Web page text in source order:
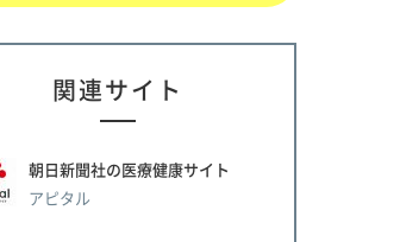
関連サイト
朝日新聞社の医療健康サイト
アピタル